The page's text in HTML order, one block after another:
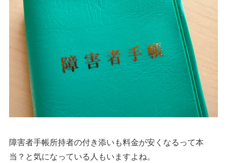
障害者手帳所持者の付き添いも料金が安くなるって本
当？と気になっている人もいますよね。